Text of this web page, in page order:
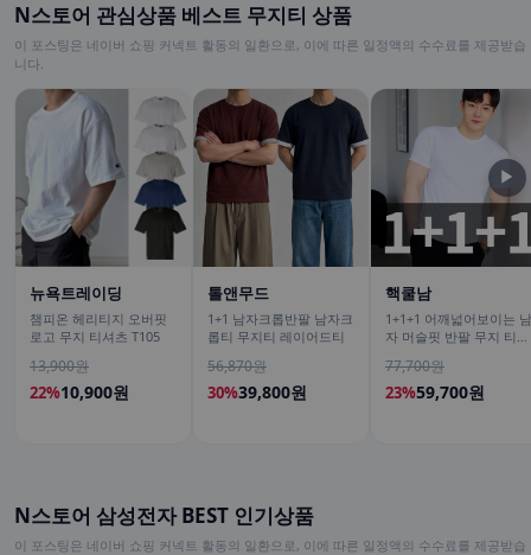
N스토어 관심상품 베스트 무지티 상품
이 포스팅은 네이버 쇼핑 커넥트 활동의 일환으로, 이에 따른 일정액의 수수료를 제공받습
니다.
뉴욕트레이딩
챔피온 헤리티지 오버핏
로고 무지 티셔츠 T105
13,900원
22%10,900원
톨앤무드
1+1 남자크롭반팔 남자크
롭티 무지티 레이어드티
56,870원
30%39,800원
핵쿨남
1+1+1 어깨넓어보이는 남
자 머슬핏 반팔 무지 티셔
77,700원
23%59,700원
▶
N스토어 삼성전자 BEST 인기상품
이 포스팅은 네이버 쇼핑 커넥트 활동의 일환으로, 이에 따른 일정액의 수수료를 제공받습